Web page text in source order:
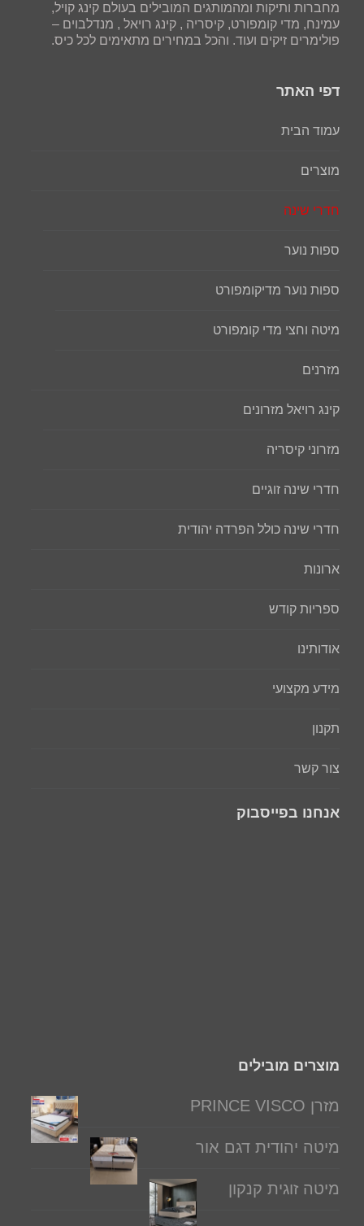
מחברות ותיקות ומהמותגים המובילים בעולם קינג קויל,
עמינח, מדי קומפורט, קיסריה , קינג רויאל , מנדלבוים –
פולימרים זיקים ועוד. והכל במחירים מתאימים לכל כיס.
דפי האתר
עמוד הבית
מוצרים
חדרי שינה
ספות נוער
ספות נוער מדיקומפורט
מיטה וחצי מדי קומפורט
מזרנים
קינג רויאל מזרונים
מזרוני קיסריה
חדרי שינה זוגיים
חדרי שינה כולל הפרדה יהודית
ארונות
ספריות קודש
אודותינו
מידע מקצועי
תקנון
צור קשר
אנחנו בפייסבוק
מוצרים מובילים
מזרן PRINCE VISCO
מיטה יהודית דגם אור
מיטה זוגית קנקון